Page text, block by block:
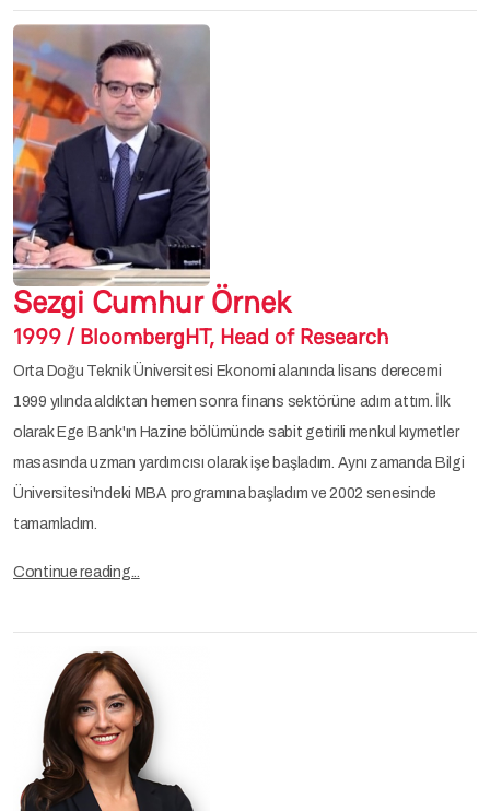
Sezgi Cumhur Örnek
1999 / BloombergHT, Head of Research
Orta Doğu Teknik Üniversitesi Ekonomi alanında lisans derecemi
1999 yılında aldıktan hemen sonra finans sektörüne adım attım. İlk
olarak Ege Bank'ın Hazine bölümünde sabit getirili menkul kıymetler
masasında uzman yardımcısı olarak işe başladım. Aynı zamanda Bilgi
Üniversitesi'ndeki MBA programına başladım ve 2002 senesinde
tamamladım.
Continue reading...